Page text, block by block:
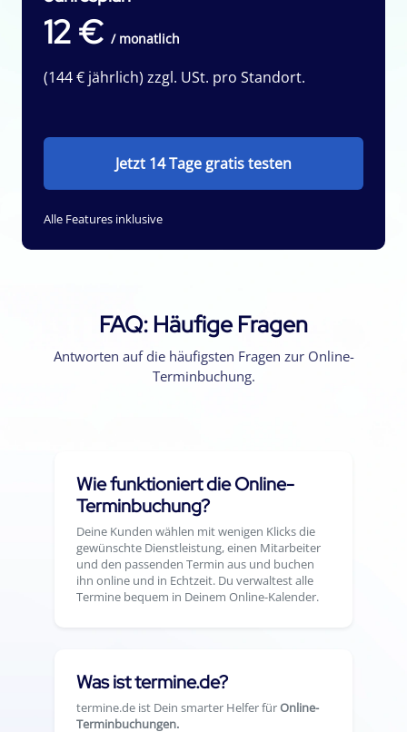
12 € / monatlich
(144 € jährlich) zzgl. USt. pro Standort.
Jetzt 14 Tage gratis testen
Alle Features inklusive
FAQ: Häufige Fragen
Antworten auf die häufigsten Fragen zur Online-
Terminbuchung.
Wie funktioniert die Online-
Terminbuchung?
Deine Kunden wählen mit wenigen Klicks die
gewünschte Dienstleistung, einen Mitarbeiter
und den passenden Termin aus und buchen
ihn online und in Echtzeit. Du verwaltest alle
Termine bequem in Deinem Online-Kalender.
Was ist termine.de?
termine.de ist Dein smarter Helfer fürOnline-
Terminbuchungen.